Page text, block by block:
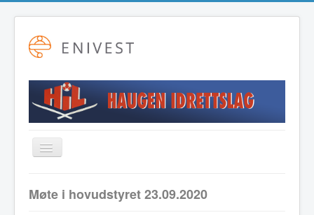
Toggle
Navigation
Møte i hovudstyret 23.09.2020